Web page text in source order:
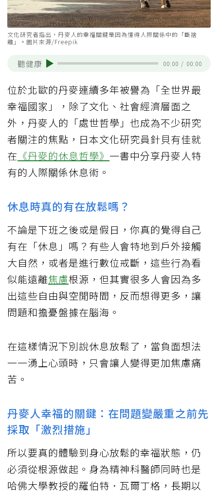
文化研究者指出，丹麥人的幸福關鍵是因為懂得人際關係中的「斷捨
離」。圖片來源/Freepik
聽健康 00:00 / 00:00
位於北歐的丹麥連續多年被譽為「全世界最
幸福國家」，除了文化、社會經濟層面之
外，丹麥人的「處世哲學」也成為不少研究
者關注的焦點，日本文化研究員針貝有佳就
在 《丹麥的休息哲學》 一書中分享丹麥人特
有的人際關係休息術。
休息時真的有在放鬆嗎？
不論是下班之後或是假日，你真的覺得自己
有在「休息」嗎？有些人會特地到戶外接觸
大自然，或者是進行數位戒斷，這些行為看
似能遠離焦慮根源，但其實很多人會因為多
出這些自由與空閒時間，反而想得更多，讓
問題和擔憂盤據在腦海。
在這樣情況下別說休息放鬆了，當負面想法
一一湧上心頭時，只會讓人變得更加焦慮痛
苦。
丹麥人幸福的關鍵：在問題變嚴重之前先
採取「激烈措施」
所以要真的體驗到身心放鬆的幸福狀態，仍
必須從根源做起。身為精神科醫師同時也是
哈佛大學教授的羅伯特．瓦爾丁格，長期以